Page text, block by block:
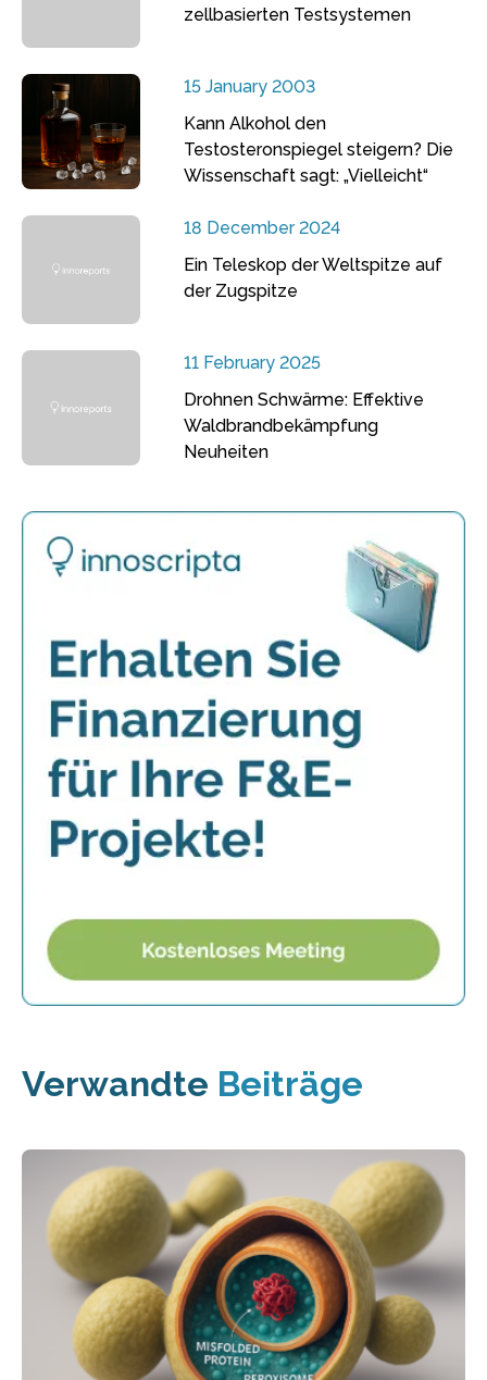
zellbasierten Testsystemen
15 January 2003
Kann Alkohol den
Testosteronspiegel steigern? Die
Wissenschaft sagt: „Vielleicht“
18 December 2024
Ein Teleskop der Weltspitze auf
der Zugspitze
11 February 2025
Drohnen Schwärme: Effektive
Waldbrandbekämpfung
Neuheiten
Verwandte Beiträge